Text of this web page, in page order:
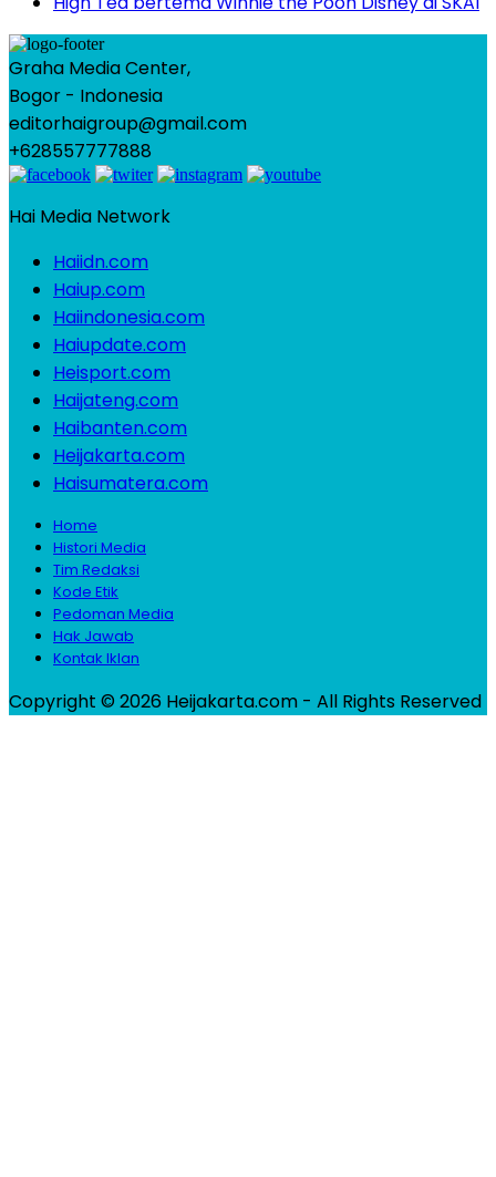
Graha Media Center,
Bogor - Indonesia
editorhaigroup@gmail.com
+628557777888
Hai Media Network
Haiidn.com
Haiup.com
Haiindonesia.com
Haiupdate.com
Heisport.com
Haijateng.com
Haibanten.com
Heijakarta.com
Haisumatera.com
Home
Histori Media
Tim Redaksi
Kode Etik
Pedoman Media
Hak Jawab
Kontak Iklan
Copyright © 2026 Heijakarta.com - All Rights Reserved